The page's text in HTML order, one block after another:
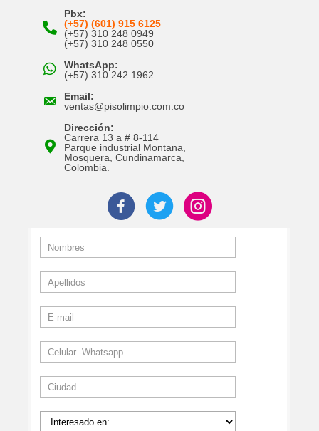
Pbx:
(+57) (601) 915 6125
(+57) 310 248 0949
(+57) 310 248 0550
WhatsApp:
(+57) 310 242 1962
Email:
ventas@pisolimpio.com.co
Dirección:
Carrera 13 a # 8-114
Parque industrial Montana,
Mosquera, Cundinamarca,
Colombia.